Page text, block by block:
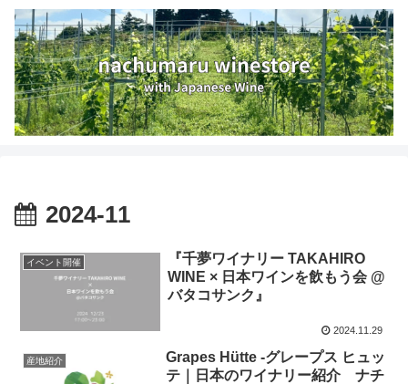
2024-11
イベント開催
『千夢ワイナリー TAKAHIRO
WINE × 日本ワインを飲もう会 @
バタコサンク』
2024.11.29
産地紹介
Grapes Hütte -グレープス ヒュッ
テ｜日本のワイナリー紹介 ナチ